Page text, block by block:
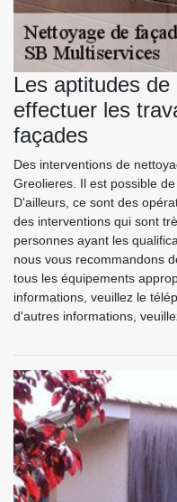
Les aptitudes
effectuer les
façades
Des interventions de
Greolieres. Il est possible
D'ailleurs, ce sont des
des interventions qui sont
personnes ayant les
nous vous recommandons
tous les équipements
informations, veuillez le
d'autres informations,